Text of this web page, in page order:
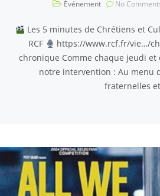
Événement No
Les 5 minutes de Chrétiens et
RCF
https://www.rcf.fr/vie…/
chronique Comme chaque jeudi et
notre intervention : Au menu
fraternelles et